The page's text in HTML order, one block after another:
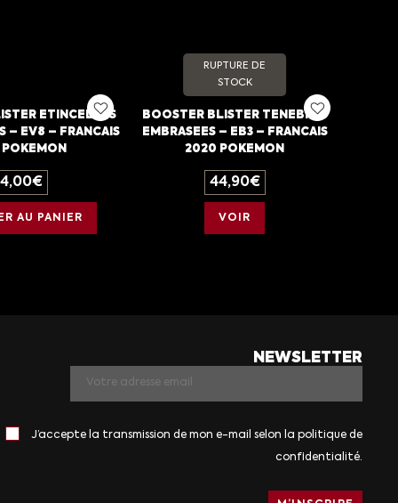
ETINCELLES
– EV8 – FRANCAIS
€
AU PANIER
RUPTURE DE
STOCK
BOOSTER BLISTER TENEBRES
EMBRASEES – EB3 – FRANCAIS
2020 POKEMON
44,90€
VOIR
NEWSLETTER
J’accepte la transmission de mon e-mail selon la politique de
confidentialité.